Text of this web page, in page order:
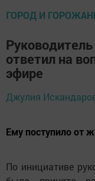
ГОРОД И
ответил на
эфире
Джулия
Ему поступило от
По инициативе